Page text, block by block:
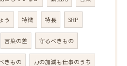
う 特徴 特長 SRP
言葉の差 守るべきもの
きもの 力の加減も仕事のうち